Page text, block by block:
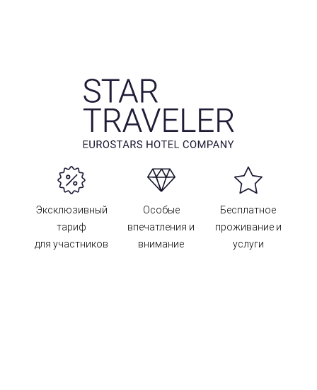
Эксклюзивный
тариф
для участников
Особые
впечатления и
внимание
Бесплатное
проживание и
услуги